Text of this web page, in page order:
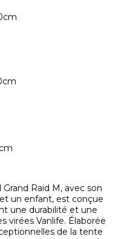
Raid M, avec son
un enfant, est conçue
une durabilité et une
virées Vanlife. Élaborée
de la tente